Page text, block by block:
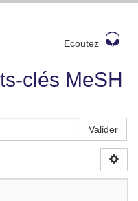
Ecoutez
clés MeSH
Valider